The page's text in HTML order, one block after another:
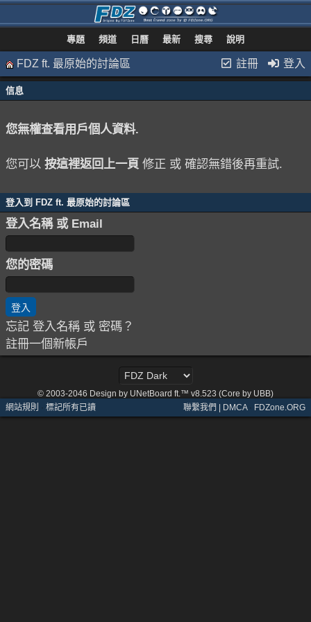
專題 頻道 日曆 最新 搜尋 說明
註冊 登入
FDZ ft. 最原始的討論區
信息
您無權查看用戶個人資料.
您可以 按這裡返回上一頁 修正 或 確認無錯後再重試.
登入到 FDZ ft. 最原始的討論區
登入名稱 或 Email
您的密碼
忘記 登入名稱 或 密碼？
註冊一個新帳戶
© 2003-2046 Design by UNetBoard ft.™ v8.523 (Core by UBB)
網站規則 · 標記所有已讀 聯繫我們 | DMCA· FDZone.ORG